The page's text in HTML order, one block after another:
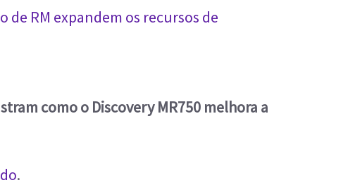
RM expandem os recursos de
como o Discovery MR750 melhora a
.